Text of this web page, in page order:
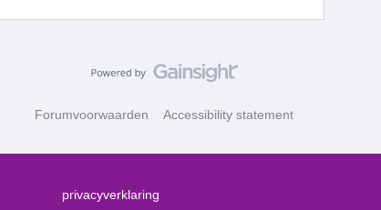
Forumvoorwaarden Accessibility statement
privacyverklaring